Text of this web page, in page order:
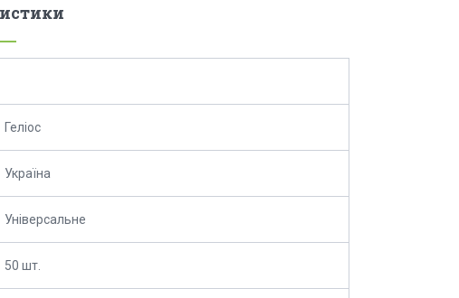
Геліос
Україна
Універсальне
50 шт.